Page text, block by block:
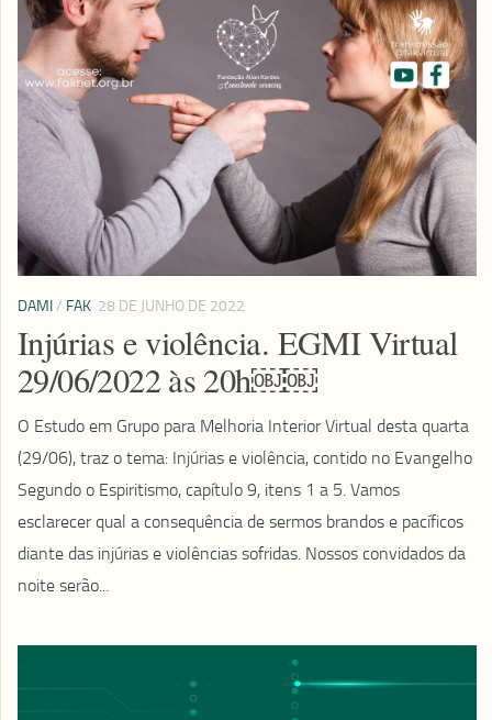
DAMI/ FAK 28 DE JUNHO DE 2022
Injúrias e violência. EGMI Virtual
29/06/2022 às 20h￼￼
O Estudo em Grupo para Melhoria Interior Virtual desta quarta
(29/06), traz o tema: Injúrias e violência, contido no Evangelho
Segundo o Espiritismo, capítulo 9, itens 1 a 5. Vamos
esclarecer qual a consequência de sermos brandos e pacíficos
diante das injúrias e violências sofridas. Nossos convidados da
noite serão...